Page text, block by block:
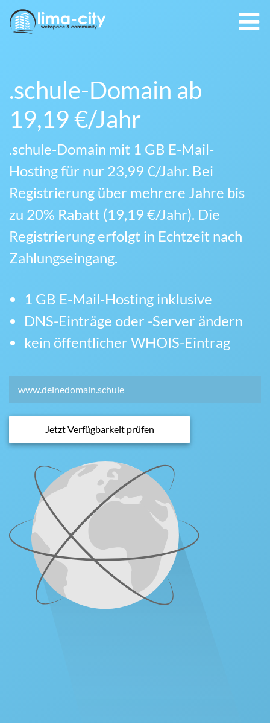
.schule-Domain ab
19,19 €/Jahr
.schule-Domain mit 1 GB E-Mail-
Hosting für nur 23,99 €/Jahr. Bei
Registrierung über mehrere Jahre bis
zu 20% Rabatt (19,19 €/Jahr). Die
Registrierung erfolgt in Echtzeit nach
Zahlungseingang.
1 GB E-Mail-Hosting inklusive
DNS-Einträge oder -Server ändern
kein öffentlicher WHOIS-Eintrag
Jetzt Verfügbarkeit prüfen